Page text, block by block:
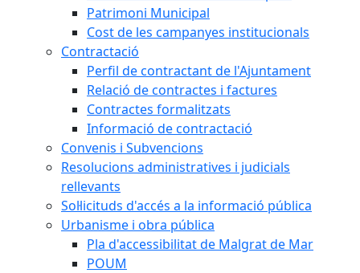
Patrimoni Municipal
Cost de les campanyes institucionals
Contractació
Perfil de contractant de l'Ajuntament
Relació de contractes i factures
Contractes formalitzats
Informació de contractació
Convenis i Subvencions
Resolucions administratives i judicials
rellevants
Sol·licituds d'accés a la informació pública
Urbanisme i obra pública
Pla d'accessibilitat de Malgrat de Mar
POUM